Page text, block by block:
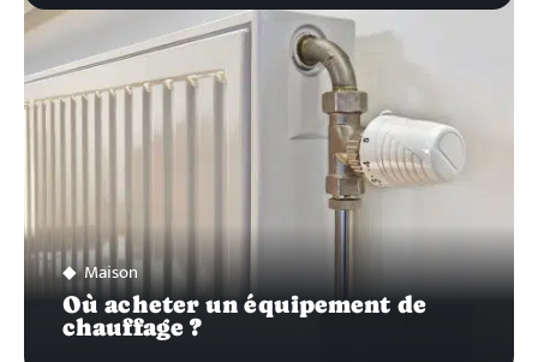
Maison
Où acheter un équipement de
chauffage ?